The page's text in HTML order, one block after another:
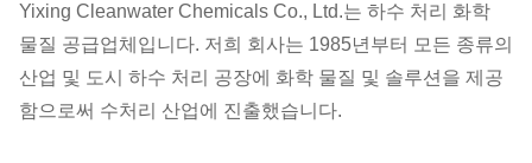
Yixing Cleanwater Chemicals Co., Ltd.는 하수 처리 화학
물질 공급업체입니다. 저희 회사는 1985년부터 모든 종류의
산업 및 도시 하수 처리 공장에 화학 물질 및 솔루션을 제공
함으로써 수처리 산업에 진출했습니다.